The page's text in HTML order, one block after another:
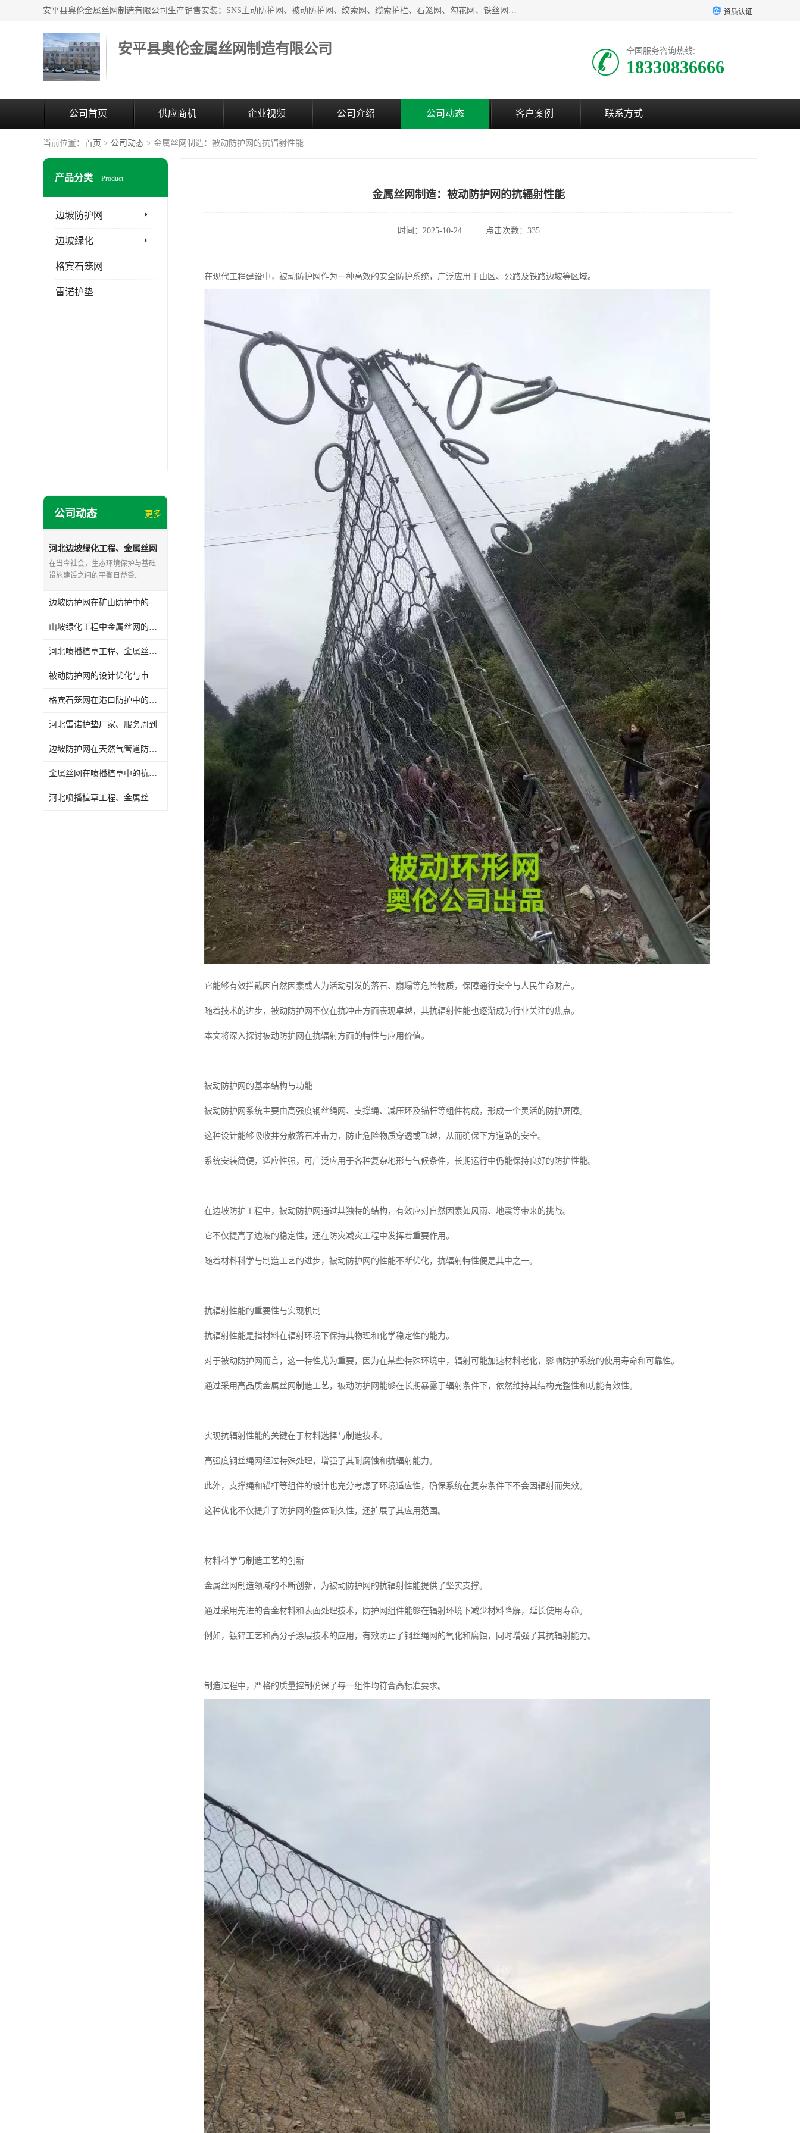
安平县奥伦金属丝网制造有限公司生产销售安装：SNS主动防护网、被动防护网、绞索网、缆索护栏、石笼网、勾花网、铁丝网、电焊网、土工格栅、土工格室、刀片刺绳、刺绳、护栏网、防眩网、防抛网、隔离栅、声屏障、锌钢市政护栏、爬架网;生产、销售:钛克网、轧花网、六角网、钢筋网、不锈钢网等丝网制品。 资质认证
安平县奥伦金属丝网制造有限公司 全国服务咨询热线:
18330836666
公司首页 供应商机 企业视频 公司介绍 公司动态 客户案例 联系方式
当前位置： 首页 > 公司动态 > 金属丝网制造：被动防护网的抗辐射性能
产品分类 Product
边坡防护网
边坡绿化
格宾石笼网
雷诺护垫
公司动态 更多
河北边坡绿化工程、金属丝网
施工案例
在当今社会，生态环境保护与基础
设施建设之间的平衡日益受..
边坡防护网在矿山防护中的应用案例
山坡绿化工程中金属丝网的抗低温测试
河北喷播植草工程、金属丝网安装指南
被动防护网的设计优化与市场应用
格宾石笼网在港口防护中的应用前景
河北雷诺护垫厂家、服务周到
边坡防护网在天然气管道防护中的应用前景
金属丝网在喷播植草中的抗风性能
河北喷播植草工程、金属丝网施工案例
金属丝网制造：被动防护网的抗辐射性能
时间：2025-10-24 点击次数：335
在现代工程建设中，被动防护网作为一种高效的安全防护系统，广泛应用于山区、公路及铁路边坡等区域。
它能够有效拦截因自然因素或人为活动引发的落石、崩塌等危险物质，保障通行安全与人民生命财产。
随着技术的进步，被动防护网不仅在抗冲击方面表现卓越，其抗辐射性能也逐渐成为行业关注的焦点。
本文将深入探讨被动防护网在抗辐射方面的特性与应用价值。
被动防护网的基本结构与功能
被动防护网系统主要由高强度钢丝绳网、支撑绳、减压环及锚杆等组件构成，形成一个灵活的防护屏障。
这种设计能够吸收并分散落石冲击力，防止危险物质穿透或飞越，从而确保下方道路的安全。
系统安装简便，适应性强，可广泛应用于各种复杂地形与气候条件，长期运行中仍能保持良好的防护性能。
在边坡防护工程中，被动防护网通过其独特的结构，有效应对自然因素如风雨、地震等带来的挑战。
它不仅提高了边坡的稳定性，还在防灾减灾工程中发挥着重要作用。
随着材料科学与制造工艺的进步，被动防护网的性能不断优化，抗辐射特性便是其中之一。
抗辐射性能的重要性与实现机制
抗辐射性能是指材料在辐射环境下保持其物理和化学稳定性的能力。
对于被动防护网而言，这一特性尤为重要，因为在某些特殊环境中，辐射可能加速材料老化，影响防护系统的使用寿命和可靠性。
通过采用高品质金属丝网制造工艺，被动防护网能够在长期暴露于辐射条件下，依然维持其结构完整性和功能有效性。
实现抗辐射性能的关键在于材料选择与制造技术。
高强度钢丝绳网经过特殊处理，增强了其耐腐蚀和抗辐射能力。
此外，支撑绳和锚杆等组件的设计也充分考虑了环境适应性，确保系统在复杂条件下不会因辐射而失效。
这种优化不仅提升了防护网的整体耐久性，还扩展了其应用范围。
材料科学与制造工艺的创新
金属丝网制造领域的不断创新，为被动防护网的抗辐射性能提供了坚实支撑。
通过采用先进的合金材料和表面处理技术，防护网组件能够在辐射环境下减少材料降解，延长使用寿命。
例如，镀锌工艺和高分子涂层技术的应用，有效防止了钢丝绳网的氧化和腐蚀，同时增强了其抗辐射能力。
制造过程中，严格的质量控制确保了每一组件均符合高标准要求。